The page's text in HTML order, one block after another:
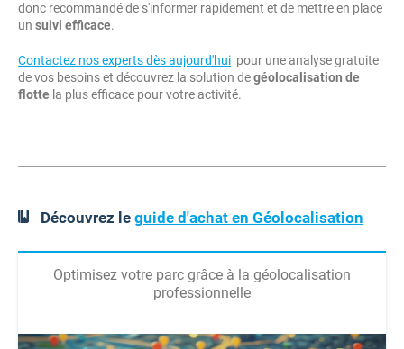
donc recommandé de s'informer rapidement et de mettre en place
un suivi efficace.
Contactez nos experts dès aujourd'hui pour une analyse gratuite
de vos besoins et découvrez la solution degéolocalisation de
flotte la plus efficace pour votre activité.
Découvrez leguide d'achat en Géolocalisation
Optimisez votre parc grâce à la géolocalisation
professionnelle